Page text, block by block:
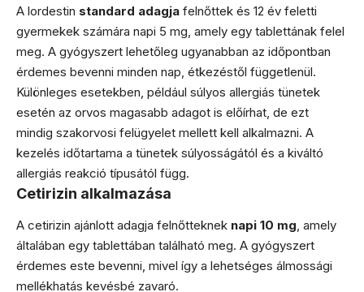
A lordestin standard adagja felnőttek és 12 év feletti
gyermekek számára napi 5 mg, amely egy tablettának felel
meg. A gyógyszert lehetőleg ugyanabban az időpontban
érdemes bevenni minden nap, étkezéstől függetlenül.
Különleges esetekben, például súlyos allergiás tünetek
esetén az orvos magasabb adagot is előírhat, de ezt
mindig szakorvosi felügyelet mellett kell alkalmazni. A
kezelés időtartama a tünetek súlyosságától és a kiváltó
allergiás reakció típusától függ.
Cetirizin alkalmazása
A cetirizin ajánlott adagja felnőtteknek napi 10 mg , amely
általában egy tablettában található meg. A gyógyszert
érdemes este bevenni, mivel így a lehetséges álmossági
mellékhatás kevésbé zavaró.